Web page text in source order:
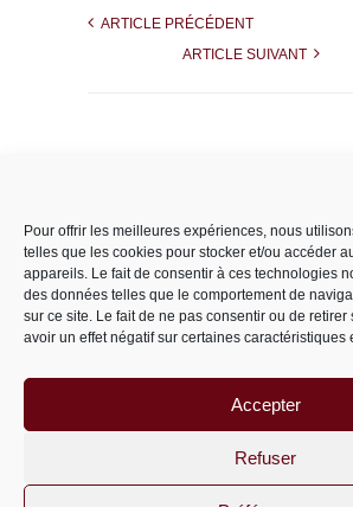
Pour offrir les meilleures expériences, nous
telles que les cookies pour stocker et/ou accéder
appareils. Le fait de consentir à ces technologies
des données telles que le comportement de
sur ce site. Le fait de ne pas consentir ou de
avoir un effet négatif sur certaines caractéristiques
Accepter
Refuser
ARTICLE PRÉCÉDENT
ARTICLE SUIVANT
Catégories